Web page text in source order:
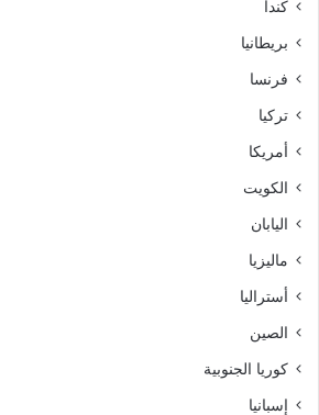
كندا
بريطانيا
فرنسا
تركيا
أمريكا
الكويت
اليابان
ماليزيا
أستراليا
الصين
كوريا الجنوبية
إسبانيا